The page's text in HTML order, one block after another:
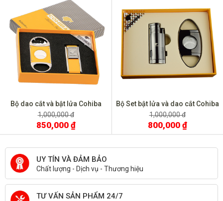
Bộ dao cắt và bật lửa Cohiba
T26
1,000,000 đ
850,000 ₫
Bộ Set bật lửa và dao cắt Cohiba
T14
1,000,000 đ
800,000 ₫
UY TÍN VÀ ĐẢM BẢO
Chất lượng - Dịch vụ - Thương hiệu
TƯ VẤN SẢN PHẨM 24/7